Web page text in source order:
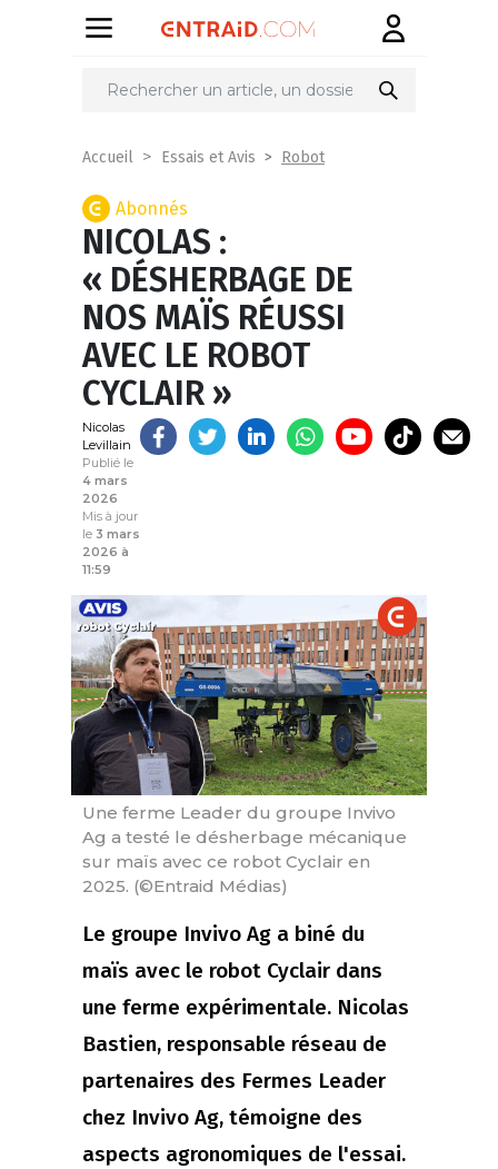
Partager
Accueil Essais et Avis Robot
Abonnés
NICOLAS :
« DÉSHERBAGE DE
NOS MAÏS RÉUSSI
AVEC LE ROBOT
CYCLAIR »
Nicolas
Levillain
Publié le
4 mars
2026
Mis à jour
le 3 mars
2026 à
11:59
Une ferme Leader du groupe Invivo
Ag a testé le désherbage mécanique
sur maïs avec ce robot Cyclair en
2025. (©Entraid Médias)
Le groupe Invivo Ag a biné du
maïs avec le robot Cyclair dans
une ferme expérimentale. Nicolas
Bastien, responsable réseau de
partenaires des Fermes Leader
chez Invivo Ag, témoigne des
aspects agronomiques de l'essai.